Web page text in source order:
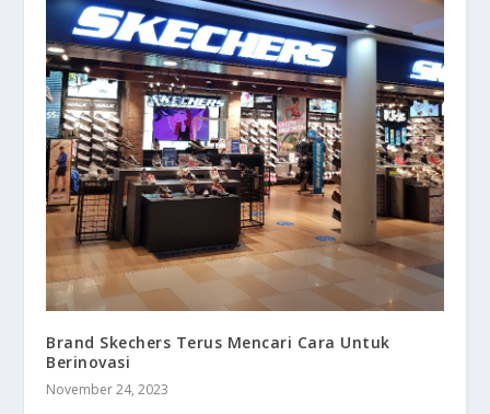
Brand Skechers Terus Mencari Cara Untuk
Berinovasi
November 24, 2023